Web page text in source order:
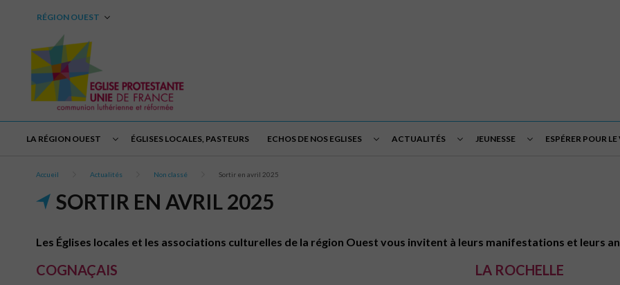
RÉGION OUEST
LA RÉGION OUEST ÉGLISES LOCALES, PASTEURS ECHOS DE NOS EGLISES ACTUALITÉS JEUNESSE ESPÉRER POUR
Accueil Actualités Non classé Sortir en avril 2025
SORTIR EN AVRIL 2025
Les Églises locales et les associations culturelles de la région Ouest vous invitent à leurs manifestations et leurs
COGNAÇAIS LA ROCHELLE